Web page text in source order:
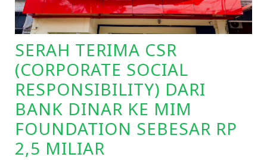
SERAH TERIMA CSR
(CORPORATE SOCIAL
RESPONSIBILITY) DARI
BANK DINAR KE MIM
FOUNDATION SEBESAR RP
2,5 MILIAR